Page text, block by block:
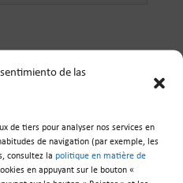
de las
de tiers pour analyser nos services en
de navigation (par exemple, les
consultez la politique en matière de
en appuyant sur le bouton «